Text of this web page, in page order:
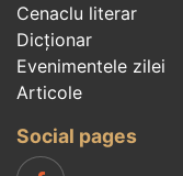
Cenaclu literar
Dicționar
Evenimentele zilei
Articole
Social pages